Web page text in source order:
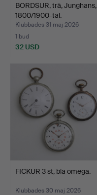
BORDSUR, trä, Junghans,
1800/1900-tal.
Klubbades 31 maj 2026
1 bud
32 USD
FICKUR 3 st, bla omega.
Klubbades 30 maj 2026